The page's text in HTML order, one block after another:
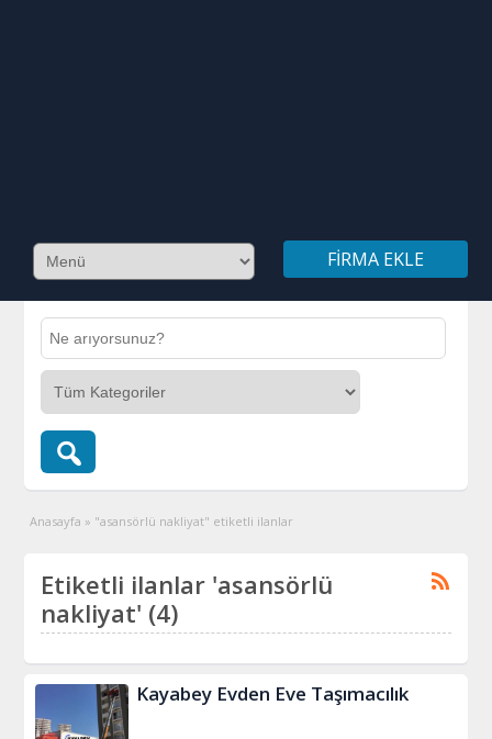
FIRMA EKLE
Anasayfa » "asansörlü nakliyat" etiketli ilanlar
Etiketli ilanlar 'asansörlü
nakliyat' (4)
Kayabey Evden Eve Taşımacılık